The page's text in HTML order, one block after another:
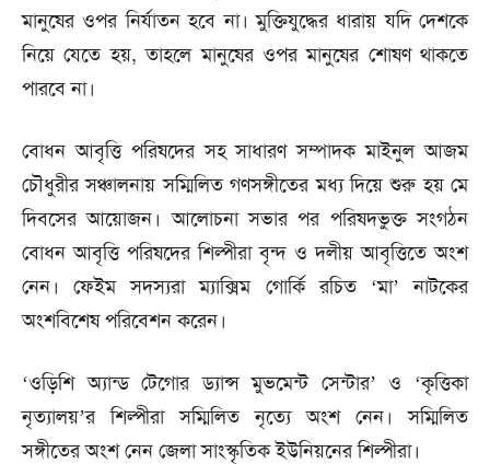
মানুষের ওপর নির্যাতন হবে না। মুক্তিযুদ্ধের ধারায় যদি দেশকে
নিয়ে যেতে হয়, তাহলে মানুষের ওপর মানুষের শোষণ থাকতে
পারবে না।
বোধন আবৃত্তি পরিষদের সহ সাধারণ সম্পাদক মাইনুল আজম
চৌধুরীর সঞ্চালনায় সম্মিলিত গণসঙ্গীতের মধ্য দিয়ে শুরু হয় মে
দিবসের আয়োজন। আলোচনা সভার পর পরিষদভুক্ত সংগঠন
বোধন আবৃত্তি পরিষদের শিল্পীরা বৃন্দ ও দলীয় আবৃত্তিতে অংশ
নেন। ফেইম সদস্যরা ম্যাক্সিম গোর্কি রচিত ‘মা’ নাটকের
অংশবিশেষ পরিবেশন করেন।
‘ওড়িশি অ্যান্ড টেগোর ড্যান্স মুভমেন্ট সেন্টার’ ও ‘কৃত্তিকা
নৃত্যালয়’র শিল্পীরা সম্মিলিত নৃত্যে অংশ নেন। সম্মিলিত
সঙ্গীতের অংশ নেন জেলা সাংস্কৃতিক ইউনিয়নের শিল্পীরা।